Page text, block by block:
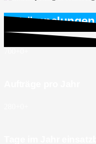
Entrümpelungen